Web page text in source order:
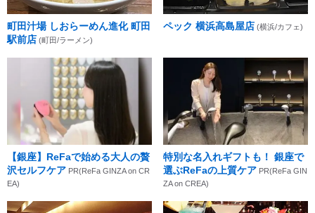
町田汁場 しおらーめん進化 町田
駅前店 (町田/ラーメン)
ペック 横浜高島屋店 (横浜/カフェ)
【銀座】ReFaで始める大人の贅
沢セルフケア PR(ReFa GINZA on CR
EA)
特別な名入れギフトも！ 銀座で
選ぶReFaの上質ケア PR(ReFa GIN
ZA on CREA)